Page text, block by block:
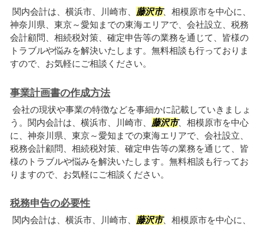
関内会計は、横浜市、川崎市、 藤沢市、相模原市を中心に、
神奈川県、東京～愛知までの東海エリアで、会社設立、税務
会計顧問、相続税対策、確定申告等の業務を通じて、皆様の
トラブルや悩みを解決いたします。無料相談も行っておりま
すので、お気軽にご相談ください。
事業計画書の作成方法
会社の現状や事業の特徴などを事細かに記載していきましょ
う。関内会計は、横浜市、川崎市、 藤沢市、相模原市を中心
に、神奈川県、東京～愛知までの東海エリアで、会社設立、
税務会計顧問、相続税対策、確定申告等の業務を通じて、皆
様のトラブルや悩みを解決いたします。無料相談も行ってお
りますので、お気軽にご相談ください。
税務申告の必要性
関内会計は、横浜市、川崎市、 藤沢市、相模原市を中心に、